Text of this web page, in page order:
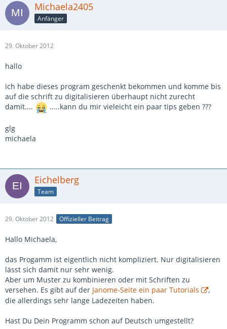
Michaela2405
Anfänger
29. Oktober 2012
hallo
ich habe dieses program geschenkt bekommen und komme bis
auf die schrift zu digitalisieren überhaupt nicht zurecht
damit....
.....kann du mir vieleicht ein paar tips geben ???
glg
michaela
Eichelberg
Team
29. Oktober 2012 Offizieller Beitrag
Hallo Michaela,
das Progamm ist eigentlich nicht kompliziert. Nur digitalisieren
lässt sich damit nur sehr wenig.
Aber um Muster zu kombinieren oder mit Schriften zu
versehen. Es gibt auf der Janome-Seite ein paar Tutorials
,
die allerdings sehr lange Ladezeiten haben.
Hast Du Dein Programm schon auf Deutsch umgestellt?